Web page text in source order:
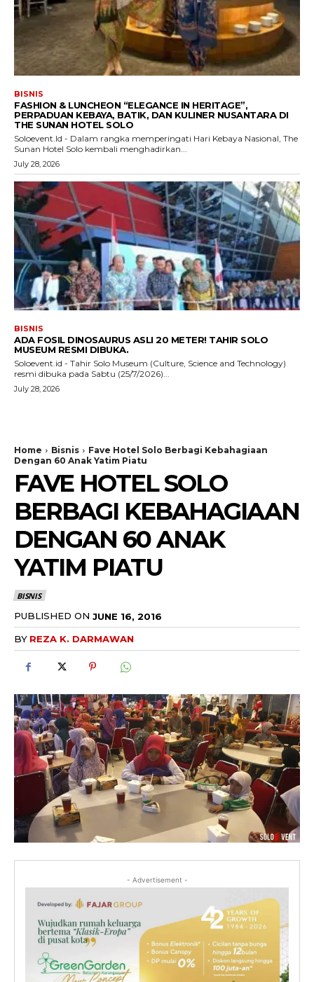
BISNIS
FASHION & LUNCHEON “ELEGANCE IN HERITAGE”,
PERPADUAN KEBAYA, BATIK, DAN KULINER NUSANTARA DI
THE SUNAN HOTEL SOLO
Soloevent.Id - Dalam rangka memperingati Hari Kebaya Nasional, The
Sunan Hotel Solo kembali menghadirkan...
July 28, 2026
BISNIS
ADA FOSIL DINOSAURUS ASLI 20 METER! TAHIR SOLO
MUSEUM RESMI DIBUKA.
Soloevent.id - Tahir Solo Museum (Culture, Science and Technology)
resmi dibuka pada Sabtu (25/7/2026)...
July 28, 2026